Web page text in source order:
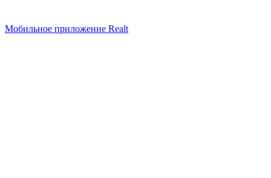
Мобильное приложение Realt